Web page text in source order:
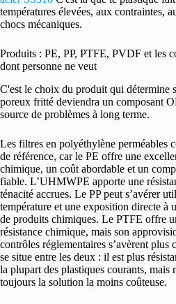
températures élevées, aux contraintes,
chocs mécaniques.
Produits : PE, PP, PTFE, PVDF et les
dont personne ne veut
C'est le choix du produit qui détermine
poreux fritté deviendra un composant
source de problèmes à long terme.
Les filtres en polyéthylène perméables
de référence, car le PE offre une
chimique, un coût abordable et un
fiable. L’UHMWPE apporte une
ténacité accrues. Le PP peut s’avérer
température et une exposition directe à
de produits chimiques. Le PTFE offre
résistance chimique, mais son
contrôles réglementaires s’avèrent
se situe entre les deux : il est plus
la plupart des plastiques courants, mais
toujours la solution la moins coûteuse.